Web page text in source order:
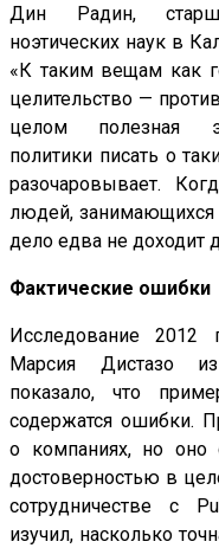
Дин Радин,
ноэтических наук в
«К таким вещам как
целительство —
целом полезная
политики писать о
разочаровывает.
людей, занимающихся
дело едва не доходит
Фактические ошибки
Исследование 2012
Марсия Дистазо из
показало, что
содержатся ошибки.
о компаниях, но оно
достоверностью в
сотрудничестве с
изучил, насколько